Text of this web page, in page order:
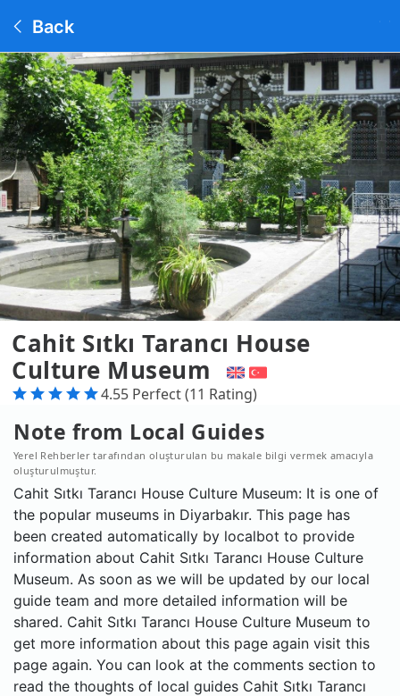
Back
Cahit Sıtkı Tarancı House
Culture Museum
4.55 Perfect (11 Rating)
Note from Local Guides
Yerel Rehberler tarafından oluşturulan bu makale bilgi vermek amacıyla
oluşturulmuştur.
Cahit Sıtkı Tarancı House Culture Museum: It is one of
the popular museums in Diyarbakır. This page has
been created automatically by localbot to provide
information about Cahit Sıtkı Tarancı House Culture
Museum. As soon as we will be updated by our local
guide team and more detailed information will be
shared. Cahit Sıtkı Tarancı House Culture Museum to
get more information about this page again visit this
page again. You can look at the comments section to
read the thoughts of local guides Cahit Sıtkı Tarancı